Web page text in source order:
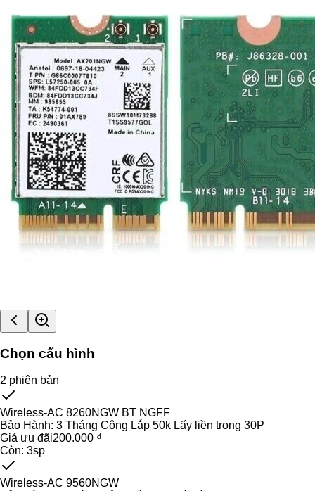
Chọn cấu hình
2 phiên bản
Wireless-AC 8260NGW BT NGFF
Bảo Hành: 3 Tháng Công Lắp 50k Lấy liền trong 30P
Giá ưu đãi200.000 ₫
Còn: 3sp
Wireless-AC 9560NGW